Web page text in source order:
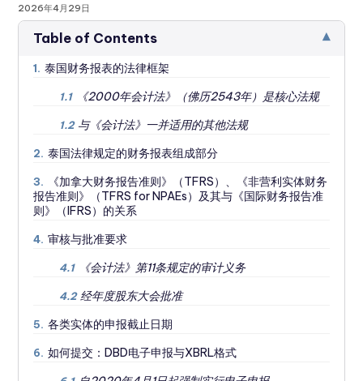
2026年4月29日
Table of Contents ▾
1. 泰国财务报表的法律框架
1.1 《2000年会计法》（佛历2543年）是核心法规
1.2 与《会计法》一并适用的其他法规
2. 泰国法律规定的财务报表组成部分
3.
《加拿大财务报告准则》（TFRS）、《非营利实体财务
报告准则》（TFRS for NPAEs）及其与《国际财务报告准
则》（IFRS）的关系
4. 审核与批准要求
4.1 《会计法》第11条规定的审计义务
4.2 经年度股东大会批准
5. 各类实体的申报截止日期
6. 如何提交：DBD电子申报与XBRL格式